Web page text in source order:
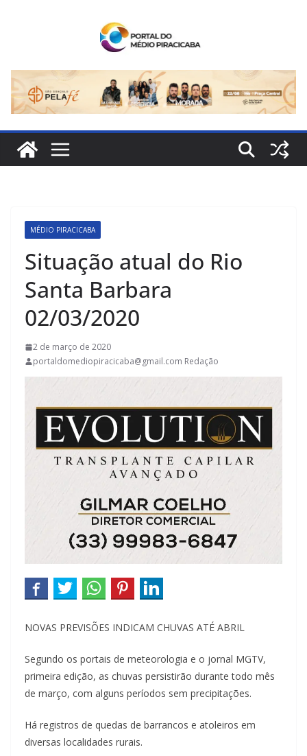
conteúdo
MÉDIO PIRACICABA
Situação atual do Rio
Santa Barbara
02/03/2020
2 de março de 2020
portaldomediopiracicaba@gmail.com Redação
NOVAS PREVISÕES INDICAM CHUVAS ATÉ ABRIL
Segundo os portais de meteorologia e o jornal MGTV,
primeira edição, as chuvas persistirão durante todo mês
de março, com alguns períodos sem precipitações.
Há registros de quedas de barrancos e atoleiros em
diversas localidades rurais.